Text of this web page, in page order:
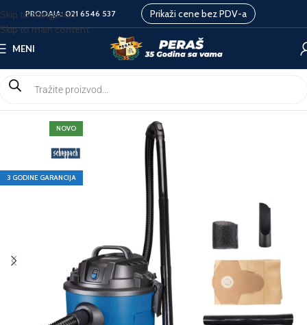
Skip to navigation
Skip to main content
PRODAJA:021 6546 537 Prikaži cene bez PDV-a
MENI
NOVO
3 GODINE GARANCIJA